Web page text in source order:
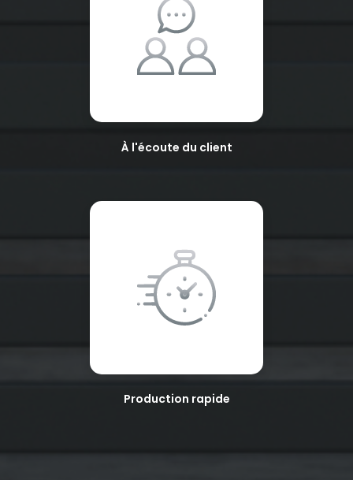
À l'écoute du client
Production rapide